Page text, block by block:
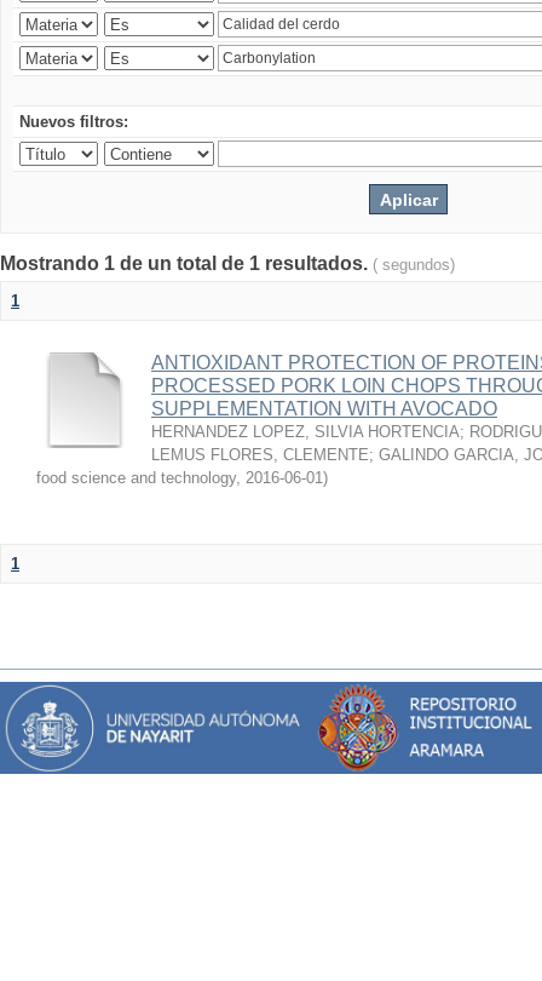
Nuevos filtros:
Mostrando 1 de un total de 1 resultados. ( segundos)
1
ANTIOXIDANT PROTECTION OF
PROCESSED PORK LOIN CHOPS
SUPPLEMENTATION WITH AVOCADO
HERNANDEZ LOPEZ, SILVIA HORTENCIA;
LEMUS FLORES, CLEMENTE; GALINDO GARCIA,
food science and technology, 2016-06-01)
1